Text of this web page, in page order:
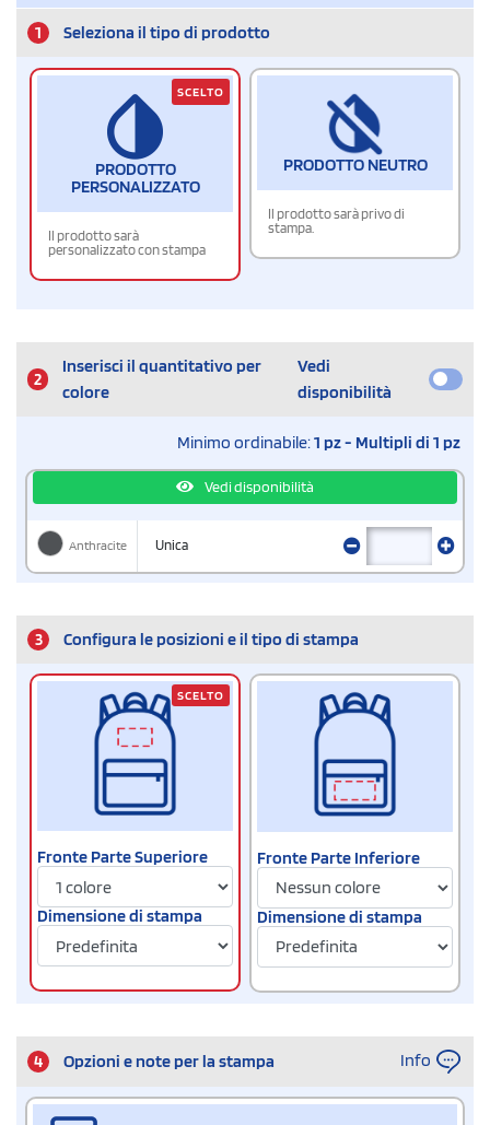
1 Seleziona il tipo di prodotto
PRODOTTO
PERSONALIZZATO
Il prodotto sarà
personalizzato con stampa
SCELTO
PRODOTTO NEUTRO
Il prodotto sarà privo di
stampa.
2
Inserisci il quantitativo per
colore
Vedi
disponibilità
Minimo ordinabile:1 pz - Multipli di 1 pz
Vedi disponibilità
Anthracite Unica
3 Configura le posizioni e il tipo di stampa
Fronte Parte Superiore
Dimensione di stampa
SCELTO
Fronte Parte Inferiore
Dimensione di stampa
4 Opzioni e note per la stampa Info